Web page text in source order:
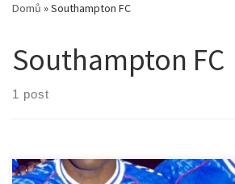
Domů »Southampton FC
Southampton FC
1 post